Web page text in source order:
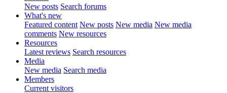
New posts Search forums
What's new
Featured content New posts New media New media
comments New resources
Resources
Latest reviews Search resources
Media
New media Search media
Members
Current visitors